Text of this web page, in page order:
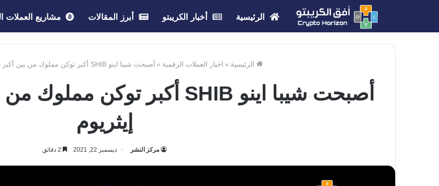
الرئيسية أخبار الكريبتو أبرز المقالات مشاريع العملات
الرئيسية » اخبار العملات الرقمية » أصبحت شيبا اينو SHIB أكبر توكن مملوك من بين أكبر 1000 حوت إيثريوم
إيثريوم
مركز النشر ديسمبر 22, 2021